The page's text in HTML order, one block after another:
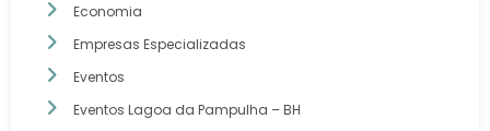
Economia
Empresas Especializadas
Eventos
Eventos Lagoa da Pampulha – BH